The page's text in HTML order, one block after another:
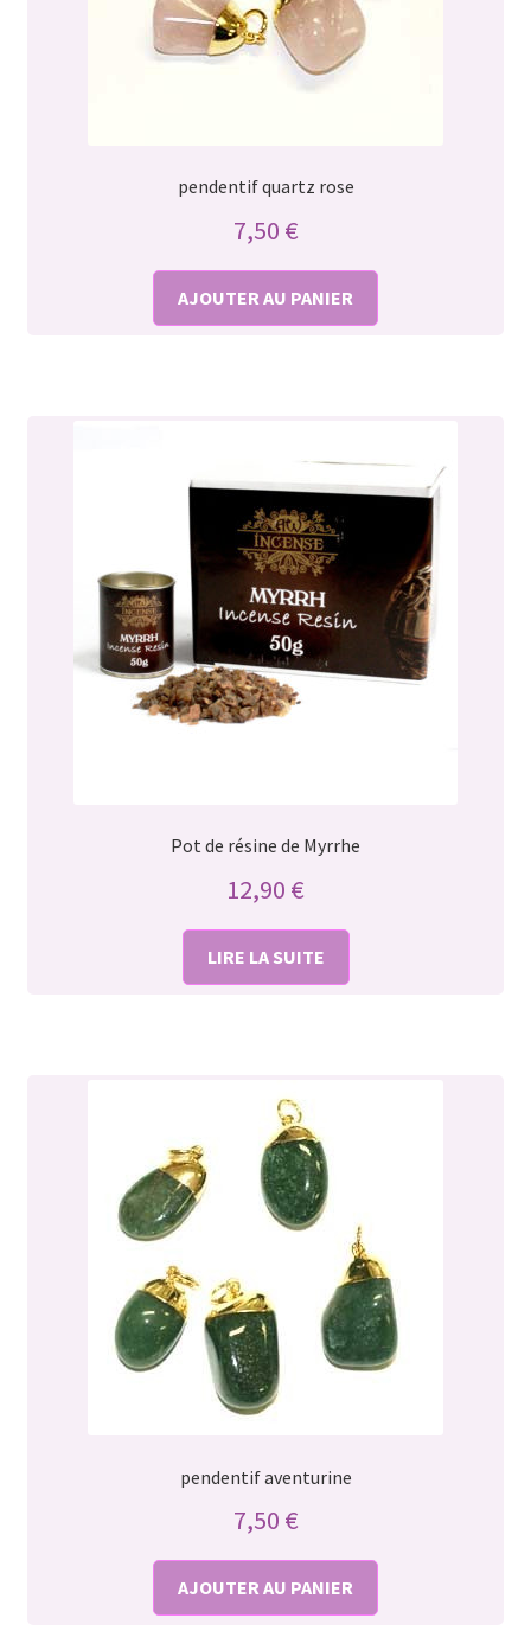
pendentif quartz rose
7,50 €
AJOUTER AU PANIER
Pot de résine de Myrrhe
12,90 €
LIRE LA SUITE
pendentif aventurine
7,50 €
AJOUTER AU PANIER